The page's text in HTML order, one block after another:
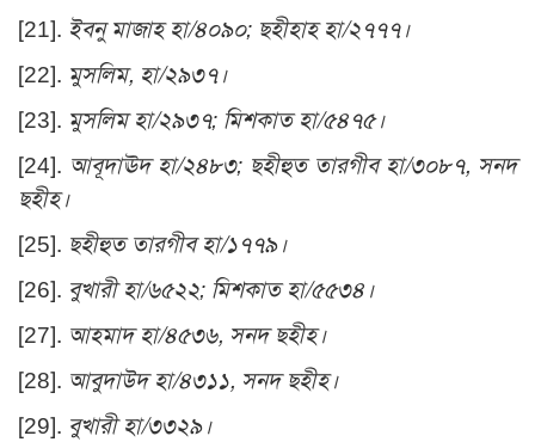
[21]. ইবনু মাজাহ হা/৪০৯০; ছহীহাহ হা/২৭৭৭।
[22]. মুসলিম, হা/২৯৩৭।
[23]. মুসলিম হা/২৯৩৭; মিশকাত হা/৫৪৭৫।
[24]. আবূদাঊদ হা/২৪৮৩; ছহীহুত তারগীব হা/৩০৮৭, সনদ
ছহীহ।
[25]. ছহীহুত তারগীব হা/১৭৭৯।
[26]. বুখারী হা/৬৫২২; মিশকাত হা/৫৫৩৪।
[27]. আহমাদ হা/৪৫৩৬, সনদ ছহীহ।
[28]. আবুদাউদ হা/৪৩১১, সনদ ছহীহ।
[29]. বুখারী হা/৩৩২৯।